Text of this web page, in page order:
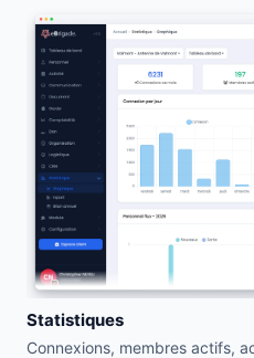
Statistiques
Connexions, membres actifs,